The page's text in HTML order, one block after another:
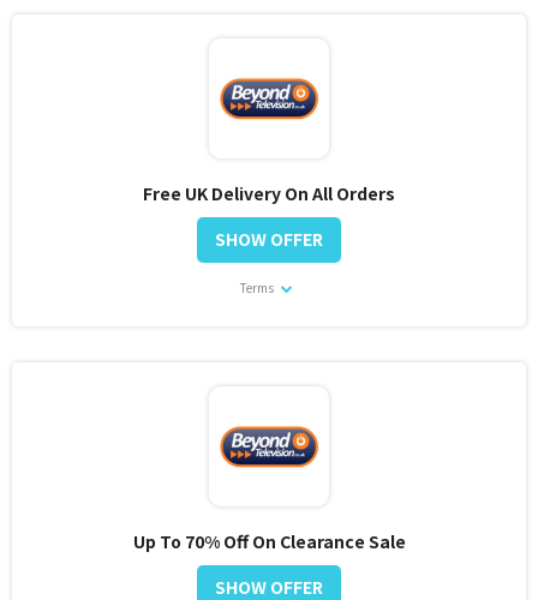
Free UK Delivery On All Orders
Terms
SHOW OFFER
Up To 70% Off On Clearance Sale
SHOW OFFER